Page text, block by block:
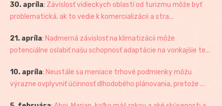
30. apríla: Závislosť vidieckych oblastí od turizmu môže byť
problematická, ak to vedie k komercializácii a stra...
21. apríla: Nadmerná závislosť na klimatizácii môže
potenciálne oslabiť našu schopnosť adaptácie na vonkajšie te...
10. apríla: Neustále sa meniace trhové podmienky môžu
výrazne ovplyvniť účinnosť dlhodobého plánovania, pretože ...